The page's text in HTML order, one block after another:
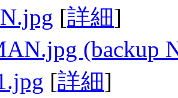
[詳細]
(backup
[詳細]